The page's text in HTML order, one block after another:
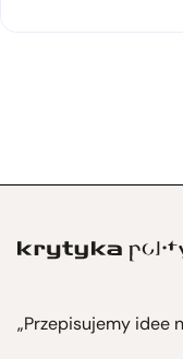
„Przepisujemy idee